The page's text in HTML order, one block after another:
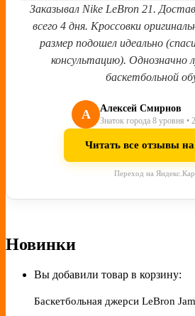
Заказывал Nike LeBron 21.
всего 4 дня. Кроссовки
размер подошел идеально
консультацию). Однозначно
баскетбольной
А Алексей Смирнов
Знаток города 8 уровня •
Читать все отзывы
Переход на
Новинки
Вы добавили товар в корзину:
Баскетбольная джерси LeBron